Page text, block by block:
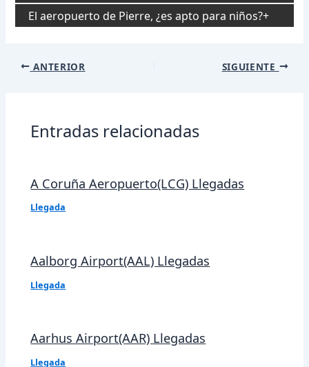
El aeropuerto de Pierre, ¿es apto para niños?
Navegación
ANTERIOR SIGUIENTE
Entradas relacionadas
A Coruña Aeropuerto(LCG) Llegadas
Llegada
Aalborg Airport(AAL) Llegadas
Llegada
Aarhus Airport(AAR) Llegadas
Llegada